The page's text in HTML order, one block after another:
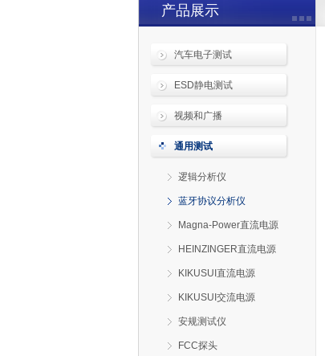
产品展示
汽车电子测试
ESD静电测试
视频和广播
通用测试
逻辑分析仪
蓝牙协议分析仪
Magna-Power直流电源
HEINZINGER直流电源
KIKUSUI直流电源
KIKUSUI交流电源
安规测试仪
FCC探头